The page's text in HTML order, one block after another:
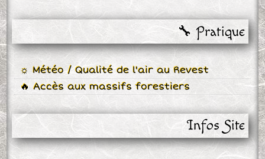
🔧 Pratique
☼ Météo / Qualité de l'air au Revest
🔥 Accès aux massifs forestiers
Infos Site